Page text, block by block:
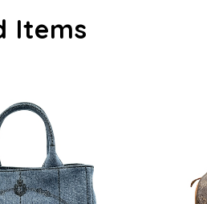
Items